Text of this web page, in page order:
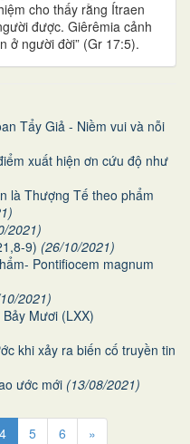
cho thấy rằng Ítraen
được. Giêrêmia cảnh
ở người đời” (Gr 17:5).
Tẩy Giả - Niềm vui và nỗi
xuất hiện ơn cứu độ như
là Thượng Tế theo phẩm
2021)
9) (26/10/2021)
Pontifiocem magnum
2021)
Bảy Mươi (LXX)
khi xảy ra biến cố truyền tin
ước mới (13/08/2021)
4 5 6 »